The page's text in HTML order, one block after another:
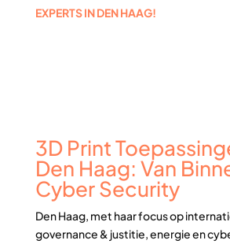
EXPERTS IN DEN HAAG!
3D Print
Den Haag: Van
Cyber Security
Den Haag, met haar focus op
governance & justitie, energie en